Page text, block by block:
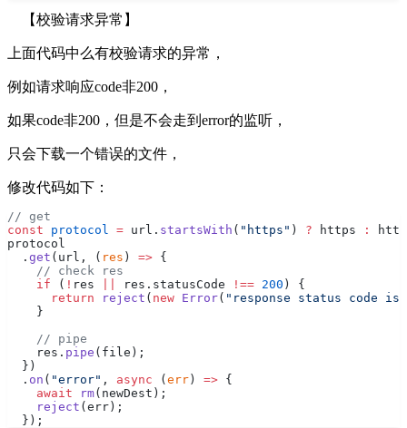
【校验请求异常】
上面代码中么有校验请求的异常，
例如请求响应code非200，
如果code非200，但是不会走到error的监听，
只会下载一个错误的文件，
修改代码如下：
// get
const protocol = url. startsWith ( "https" ) ? https :
protocol
  .
get (url, ( res ) => {
    // check res
    if
( ! res res.statusCode !== 200 ) {
      return
reject ( new Error( "response status code is
    }
    // pipe
    res.
pipe (file);
  })
  .
on ( "error" , async ( err ) => {
    await
rm(newDest);
    reject
(err);
  });